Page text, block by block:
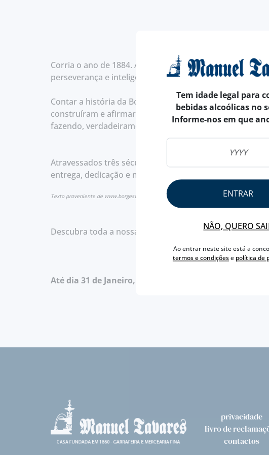
Corria o ano de 1884. À luz da máxima "res non
perseverança e inteligência – fundam a empresa cujo
Contar a história da Borges é reviver a história dos
construíram e afirmaram uma marca que mantém o
fazendo, verdadeiramente, vinhos de qualidade única e
Atravessados três séculos, aqueles que no presente
entrega, dedicação e muito trabalho.
Texto proveniente de www.borgesvinhos.com
Descubra toda a nossa colecção da Borgesnaaqui
Até dia 31 de Janeiro, venha provar gratuitamente
privacidade
livro de
contactos
Tem idade legal para
bebidas alcoólicas no
Informe-nos em que
ENTRAR
NÃO, QUERO
Ao entrar neste site está a
termos e condiçõese política de